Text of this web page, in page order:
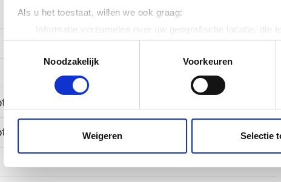
Als u het toestaat, willen we ook graag:
Informatie verzamelen over uw geografische locatie, die
Uw apparaat identificeren door het actief te scannen op
Lees meer over hoe uw persoonlijke gegevens worden
toestemming op elk moment wijzigen of intrekken in de
websiteverkeer te analyseren. Ook delen we informatie over
media, adverteren en analyse. Deze partners kunnen deze
Noodzakelijk
Voorkeuren
Weigeren Selectie
-20 - 120
Staal
53